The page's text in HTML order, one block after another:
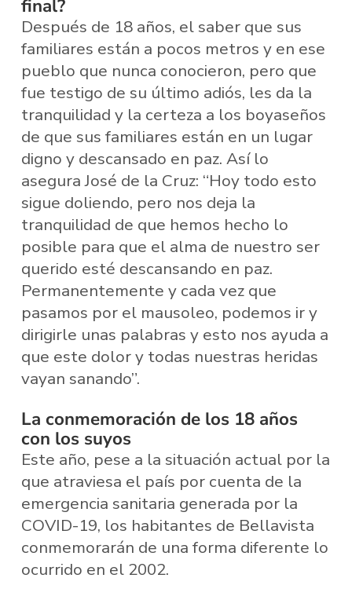
final?
Después de 18 años, el saber que sus
familiares están a pocos metros y en ese
pueblo que nunca conocieron, pero que
fue testigo de su último adiós, les da la
tranquilidad y la certeza a los boyaseños
de que sus familiares están en un lugar
digno y descansado en paz. Así lo
asegura José de la Cruz: “Hoy todo esto
sigue doliendo, pero nos deja la
tranquilidad de que hemos hecho lo
posible para que el alma de nuestro ser
querido esté descansando en paz.
Permanentemente y cada vez que
pasamos por el mausoleo, podemos ir y
dirigirle unas palabras y esto nos ayuda a
que este dolor y todas nuestras heridas
vayan sanando”.
La conmemoración de los 18 años
con los suyos
Este año, pese a la situación actual por la
que atraviesa el país por cuenta de la
emergencia sanitaria generada por la
COVID-19, los habitantes de Bellavista
conmemorarán de una forma diferente lo
ocurrido en el 2002.